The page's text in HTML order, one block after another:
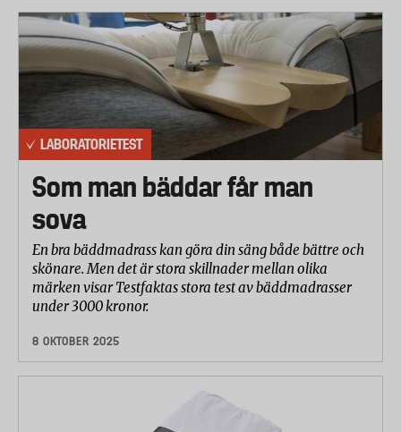
LABORATORIETEST
Som man bäddar får man
sova
En bra bäddmadrass kan göra din säng både bättre och
skönare. Men det är stora skillnader mellan olika
märken visar Testfaktas stora test av bäddmadrasser
under 3000 kronor.
8 OKTOBER 2025